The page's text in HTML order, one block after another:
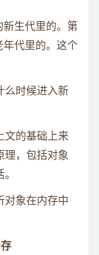
新生代里的。第
年代里的。这个
么时候进入新
文的基础上来
理，包括对象
对象在内存中